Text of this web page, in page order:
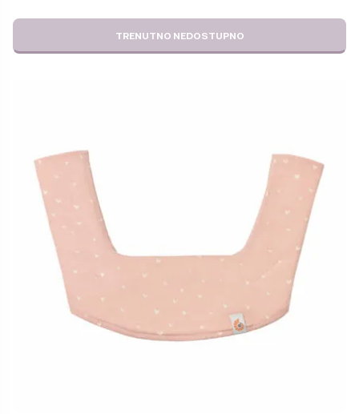
TRENUTNO NEDOSTUPNO